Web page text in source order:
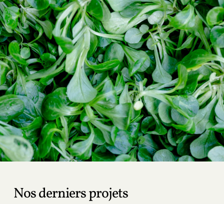
Nos derniers projets